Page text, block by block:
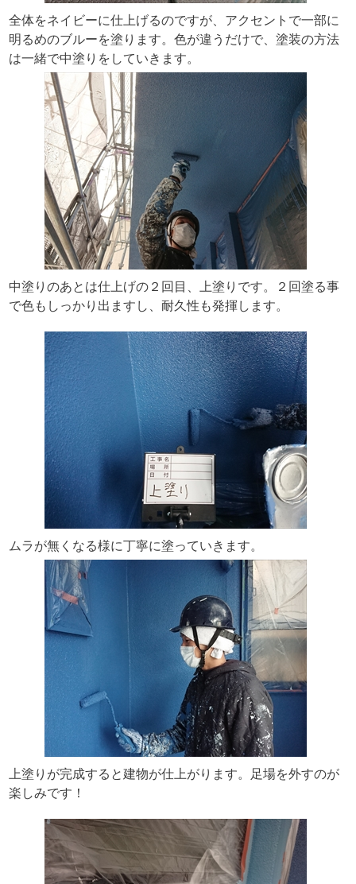
全体をネイビーに仕上げるのですが、アクセントで一部に
明るめのブルーを塗ります。色が違うだけで、塗装の方法
は一緒で中塗りをしていきます。
中塗りのあとは仕上げの２回目、上塗りです。２回塗る事
で色もしっかり出ますし、耐久性も発揮します。
ムラが無くなる様に丁寧に塗っていきます。
上塗りが完成すると建物が仕上がります。足場を外すのが
楽しみです！